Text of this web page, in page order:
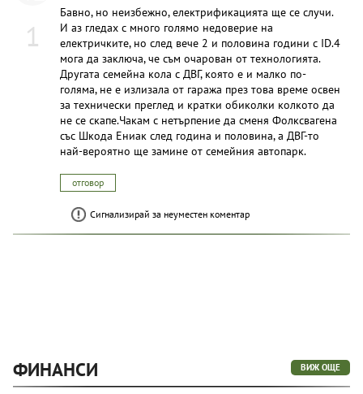
1
Бавно, но неизбежно, електрификацията ще се случи.
И аз гледах с много голямо недоверие на
електричките, но след вече 2 и половина години с ID.4
мога да заключа, че съм очарован от технологията.
Другата семейна кола с ДВГ, която е и малко по-
голяма, не е излизала от гаража през това време освен
за технически преглед и кратки обиколки колкото да
не се скапе.Чакам с нетърпение да сменя Фолксвагена
със Шкода Ениак след година и половина, а ДВГ-то
най-вероятно ще замине от семейния автопарк.
отговор
Сигнализирай за неуместен коментар
ФИНАНСИ ВИЖ ОЩЕ